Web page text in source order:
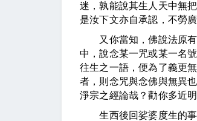
迷，孰能說其生人天中無
是汝下文亦自承認，不勞廣
又你當知，佛說法原有
中，說念某一咒或某一名
往生之一語，便為了義更
者，則念咒與念佛與無異
淨宗之經論哉？勸你多近
生西後回娑婆度生的事